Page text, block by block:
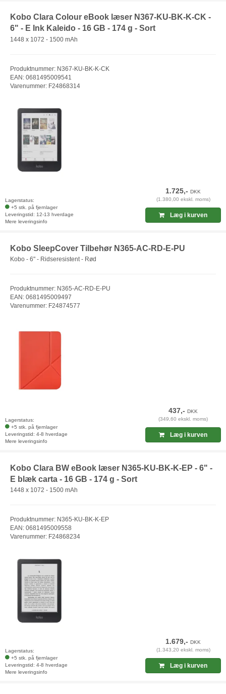
Kobo Clara Colour eBook læser N367-KU-BK-K-CK -
6" - E Ink Kaleido - 16 GB - 174 g - Sort
1448 x 1072 - 1500 mAh
Produktnummer: N367-KU-BK-K-CK
EAN: 0681495009541
Varenummer: F24868314
Lagerstatus:
+5 stk. på fjernlager
Leveringstid: 12-13 hverdage
Mere leveringsinfo
1.725,-DKK
(1.380,00 ekskl. moms)
Læg i kurven
Kobo SleepCover Tilbehør N365-AC-RD-E-PU
Kobo - 6" - Ridseresistent - Rød
Produktnummer: N365-AC-RD-E-PU
EAN: 0681495009497
Varenummer: F24874577
Lagerstatus:
+5 stk. på fjernlager
Leveringstid: 4-8 hverdage
Mere leveringsinfo
437,-DKK
(349,60 ekskl. moms)
Læg i kurven
Kobo Clara BW eBook læser N365-KU-BK-K-EP - 6" -
E blæk carta - 16 GB - 174 g - Sort
1448 x 1072 - 1500 mAh
Produktnummer: N365-KU-BK-K-EP
EAN: 0681495009558
Varenummer: F24868234
Lagerstatus:
+5 stk. på fjernlager
Leveringstid: 4-8 hverdage
Mere leveringsinfo
1.679,-DKK
(1.343,20 ekskl. moms)
Læg i kurven